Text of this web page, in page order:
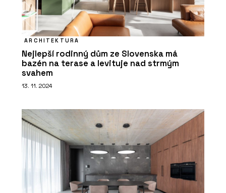
ARCHITEKTURA
Nejlepší rodinný dům ze Slovenska má
bazén na terase a levituje nad strmým
svahem
13. 11. 2024